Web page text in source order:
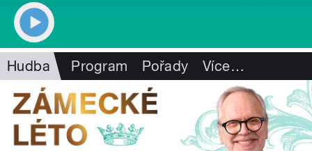
Hudba Program Pořady Více…